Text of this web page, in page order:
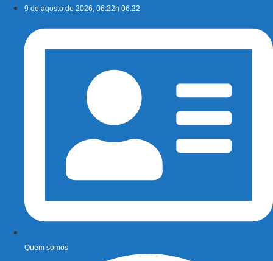
conteúdo
9 de agosto de 2026, 06:22h 06:22
Quem somos